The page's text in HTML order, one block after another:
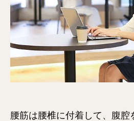
腰筋は腰椎に付着して、腹腔